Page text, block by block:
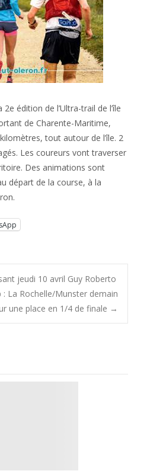
2e édition de l’Ultra-trail de l’île
de Charente-Maritime,
tout autour de l’île. 2
Les coureurs vont traverser
Des animations sont
départ de la course, à la
jeudi 10 avril Guy Roberto
: La Rochelle/Munster demain
une place en 1/4 de finale →